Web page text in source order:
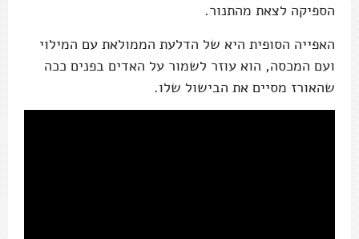
הספיקה לצאת מהתנור.
האפייה הסופית היא של הדלעת הממולאת עם המילוי
ועם המכסה, הוא עוזר לשמור על האדים בפנים ככה
שהאורז מסיים את הבישול שלו.